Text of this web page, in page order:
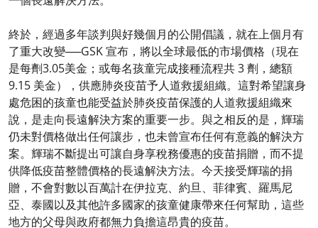
終於，經過多年談判與好幾個月的公開倡議，就在上個月有
了重大改變──GSK 宣布，將以全球最低的市場價格（現在
是每劑3.05美金；或每名孩童完成接種流程共 3 劑，總額
9.15 美金），供應肺炎疫苗予人道救援組織。這對希望讓身
處危困的孩童也能受益於肺炎疫苗保護的人道救援組織來
說，是走向長遠解決方案的重要一步。與之相反的是，輝瑞
仍未對價格做出任何讓步，也未曾宣布任何有意義的解決方
案。輝瑞不斷提出可讓自身享稅務優惠的疫苗捐贈，而不提
供降低疫苗整體價格的長遠解決方法。今天接受輝瑞的捐
贈，不會對數以百萬計在伊拉克、約旦、菲律賓、羅馬尼
亞、泰國以及其他許多國家的孩童健康帶來任何幫助，這些
地方的父母與政府都無力負擔這昂貴的疫苗。